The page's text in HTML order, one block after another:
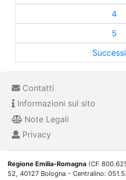
4
5
Contatti
Informazioni sul sito
Note Legali
Privacy
Regione Emilia-Romagna (CF
52, 40127 Bologna - Centralino: